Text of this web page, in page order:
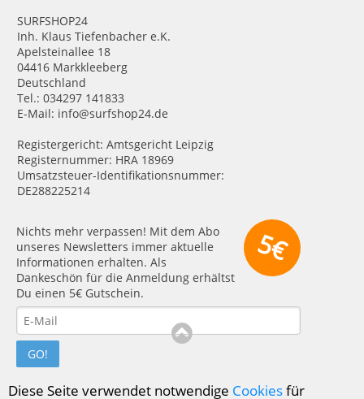
SURFSHOP24
Inh. Klaus Tiefenbacher e.K.
Apelsteinallee 18
04416 Markkleeberg
Deutschland
Tel.: 034297 141833
E-Mail: info@surfshop24.de
Registergericht: Amtsgericht Leipzig
Registernummer: HRA 18969
Umsatzsteuer-Identifikationsnummer:
DE288225214
5€
Nichts mehr verpassen! Mit dem Abo
unseres Newsletters immer aktuelle
Informationen erhalten. Als
Dankeschön für die Anmeldung erhältst
Du einen 5€ Gutschein.
GO!
Diese Seite verwendet notwendige Cookiesfür